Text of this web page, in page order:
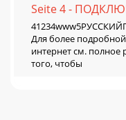
Seite 4 -
Для более
интернет см. полное
того, чтобы
Seite 5 -